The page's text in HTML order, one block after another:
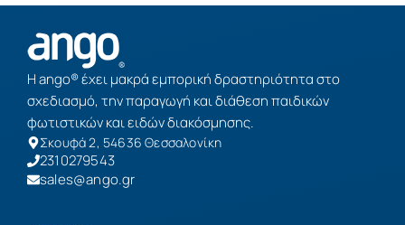
Η ango® έχει μακρά εμπορική δραστηριότητα στο
σχεδιασμό, την παραγωγή και διάθεση παιδικών
φωτιστικών και ειδών διακόσμησης.
Σκουφά 2, 54636 Θεσσαλονίκη
2310279543
sales@ango.gr